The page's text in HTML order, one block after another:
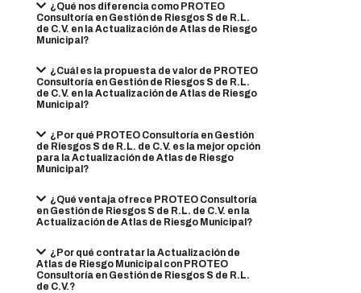
¿Qué nos diferencia como PROTEO
Consultoría en Gestión de Riesgos S de R.L.
de C.V. en la Actualización de Atlas de Riesgo
Municipal?
¿Cuál es la propuesta de valor de PROTEO
Consultoría en Gestión de Riesgos S de R.L.
de C.V. en la Actualización de Atlas de Riesgo
Municipal?
¿Por qué PROTEO Consultoría en Gestión
de Riesgos S de R.L. de C.V. es la mejor opción
para la Actualización de Atlas de Riesgo
Municipal?
¿Qué ventaja ofrece PROTEO Consultoría
en Gestión de Riesgos S de R.L. de C.V. en la
Actualización de Atlas de Riesgo Municipal?
¿Por qué contratar la Actualización de
Atlas de Riesgo Municipal con PROTEO
Consultoría en Gestión de Riesgos S de R.L.
de C.V.?